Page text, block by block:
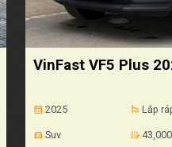
VinFast VF5 Plus
calendar_month 2025 emoji_flags Lắp
directions_car Suv edit_road